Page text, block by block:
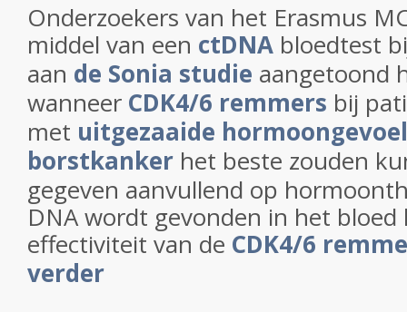
Onderzoekers van het Erasmus
middel van een ctDNA bloedtest
aan de Sonia studie aangetoond
wanneer CDK4/6 remmers bij
met uitgezaaide
borstkanker het beste zouden
gegeven aanvullend op
DNA wordt gevonden in het bloed
effectiviteit van de CDK4/6
verder